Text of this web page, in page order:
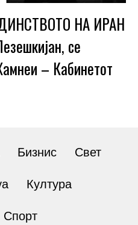
НА ИРАН
се
– Кабинетот
Бизнис Свет
Култура
Спорт